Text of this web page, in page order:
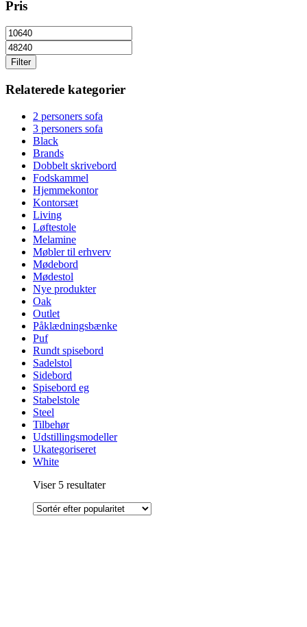
Pris
Filter
Relaterede kategorier
2 personers sofa
3 personers sofa
Black
Brands
Dobbelt skrivebord
Fodskammel
Hjemmekontor
Kontorsæt
Living
Løftestole
Melamine
Møbler til erhverv
Mødebord
Mødestol
Nye produkter
Oak
Outlet
Påklædningsbænke
Puf
Rundt spisebord
Sadelstol
Sidebord
Spisebord eg
Stabelstole
Steel
Tilbehør
Udstillingsmodeller
Ukategoriseret
White
Viser 5 resultaterSorteret
popularitet